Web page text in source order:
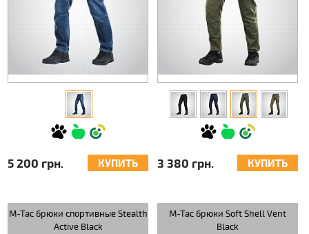
5 200 грн. КУПИТЬ 3 380 грн. КУПИТЬ
M-Tac брюки спортивные Stealth
Active Black
M-Tac брюки Soft Shell Vent
Black